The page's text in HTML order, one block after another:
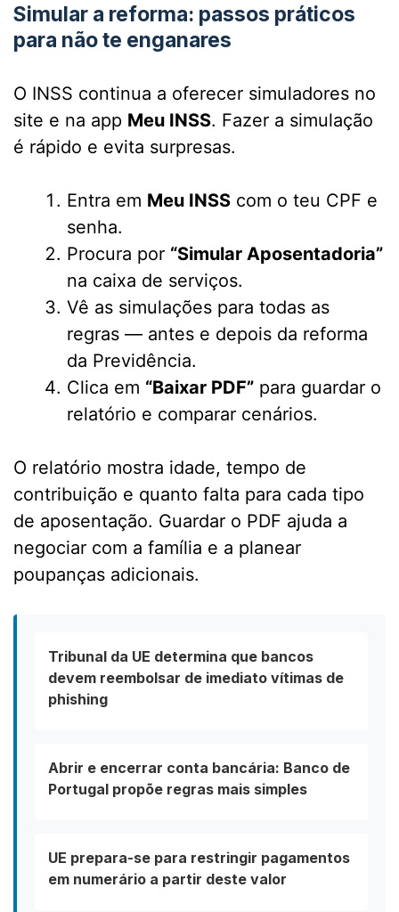
Simular a reforma: passos práticos
para não te enganares
O INSS continua a oferecer simuladores no
site e na app Meu INSS. Fazer a simulação
é rápido e evita surpresas.
Entra em Meu INSS com o teu CPF e
senha.
Procura por “Simular Aposentadoria”
na caixa de serviços.
Vê as simulações para todas as
regras — antes e depois da reforma
da Previdência.
Clica em “Baixar PDF” para guardar o
relatório e comparar cenários.
O relatório mostra idade, tempo de
contribuição e quanto falta para cada tipo
de aposentação. Guardar o PDF ajuda a
negociar com a família e a planear
poupanças adicionais.
Tribunal da UE determina que bancos
devem reembolsar de imediato vítimas de
phishing
Abrir e encerrar conta bancária: Banco de
Portugal propõe regras mais simples
UE prepara-se para restringir pagamentos
em numerário a partir deste valor